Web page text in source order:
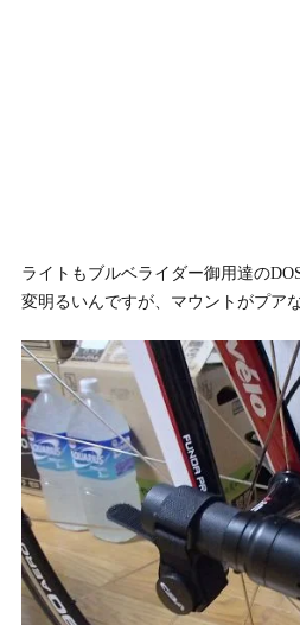
ライトもブルベライダー御用達の
変明るいんですが、マウントがプア